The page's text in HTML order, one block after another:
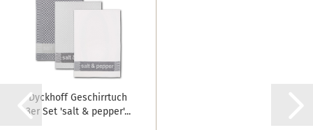
Dyckhoff Geschirrtuch
3er Set 'salt & pepper'...